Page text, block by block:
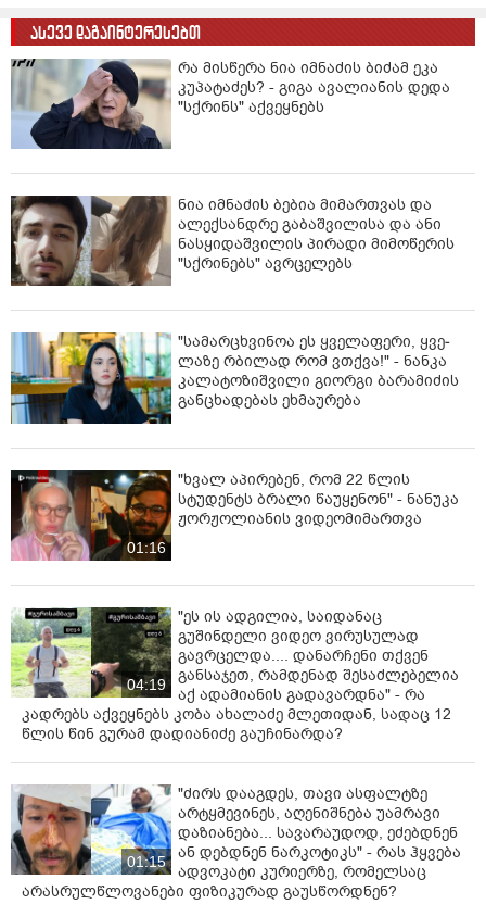
ასევე დაგაინტერესებთ
რა მისწერა ნია იმნაძის ბიძამ ეკა
კუპატაძეს? - გიგა ავალიანის დედა
"სქრინს" აქვეყნებს
ნია იმნაძის ბებია მიმართვას და
ალექსანდრე გაბაშვილისა და ანი
ნასყიდაშვილის პირადი მიმოწერის
"სქრინებს" ავრცელებს
"სა­მარ­ცხვი­ნოა ეს ყვე­ლა­ფე­რი, ყვე­
ლა­ზე რბი­ლად რომ ვთქვა!" - ნანკა
კალატოზიშვილი გიორგი ბარამიძის
განცხადებას ეხმაურება
01:16
"ხვალ აპირებენ, რომ 22 წლის
სტუდენტს ბრალი წაუყენონ" - ნანუკა
ჟორჟოლიანის ვიდეომიმართვა
04:19
"ეს ის ადგილია, საიდანაც
გუშინდელი ვიდეო ვირუსულად
გავრცელდა.... დანარჩენი თქვენ
განსაჯეთ, რამდენად შესაძლებელია
აქ ადამიანის გადავარდნა" - რა
კადრებს აქვეყნებს კობა ახალაძე მლეთიდან, სადაც 12
წლის წინ გურამ დადიანიძე გაუჩინარდა?
01:15
"ძირს დააგდეს, თავი ასფალტზე
არტყმევინეს, აღენიშნება უამრავი
დაზიანება... სავარაუდოდ, ეძებდნენ
ან დებდნენ ნარკოტიკს" - რას ჰყვება
ადვოკატი კურიერზე, რომელსაც
არასრულწლოვანები ფიზიკურად გაუსწორდნენ?